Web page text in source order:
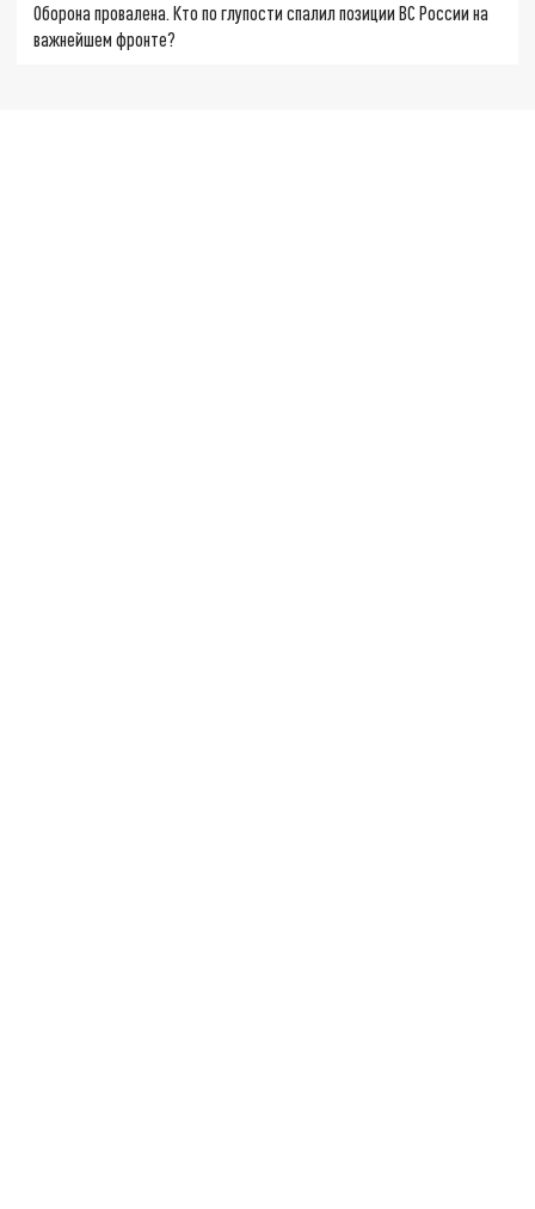
Оборона провалена. Кто по глупости спалил позиции ВС России на
важнейшем фронте?